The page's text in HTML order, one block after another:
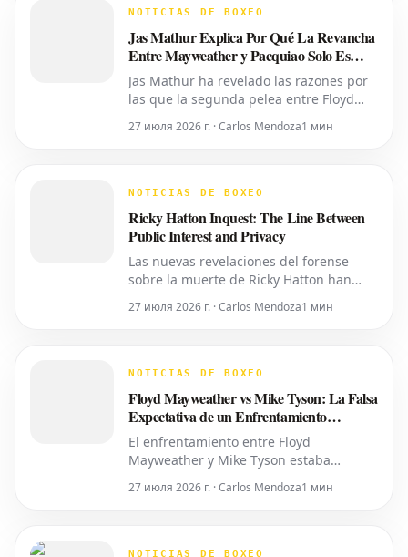
Sucesiones del Condado de Oakland ha
transferido el control del cuidado p
NOTICIAS DE BOXEO
Jas Mathur Explica Por Qué La Revancha
Entre Mayweather y Pacquiao Solo Es
Posible Ahora
Jas Mathur ha revelado las razones por
las que la segunda pelea entre Floyd
Mayweather y Manny Pacquiao solo se
está concretando en este momento. Ha
de factores necesarios para revivir esta
27 июля 2026 г. · Carlos Mendoza1 мин
NOTICIAS DE BOXEO
Ricky Hatton Inquest: The Line Between
Public Interest and Privacy
Las nuevas revelaciones del forense
sobre la muerte de Ricky Hatton han
sacado a la luz detalles íntimos,
planteando interrogantes sobre si toda
Boxing News, muchos aficionados ya
privacidad
27 июля 2026 г. · Carlos Mendoza1 мин
NOTICIAS DE BOXEO
Floyd Mayweather vs Mike Tyson: La Falsa
Expectativa de un Enfrentamiento
Próximo
El enfrentamiento entre Floyd
Mayweather y Mike Tyson estaba
programado para la próxima semana.
Durante meses, los titulares circularon
el 25 de abril en el Congo. La idea ganó
27 июля 2026 г. · Carlos Mendoza1 мин
NOTICIAS DE BOXEO